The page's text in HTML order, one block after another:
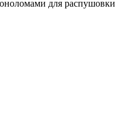
для распушовки